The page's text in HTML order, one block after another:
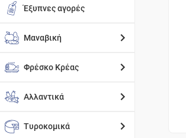
Έξυπνες αγορές
Μαναβική
Φρέσκο Κρέας
Αλλαντικά
Τυροκομικά